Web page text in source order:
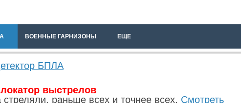
ВОЕННЫЕ ГАРНИЗОНЫ ЕЩЕ
БПЛА
выстрелов
стреляли, раньше всех и точнее всех. Смотреть